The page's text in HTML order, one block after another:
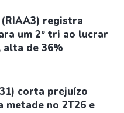
registra
um 2º tri ao lucrar
alta de 36%
corta prejuízo
metade no 2T26 e